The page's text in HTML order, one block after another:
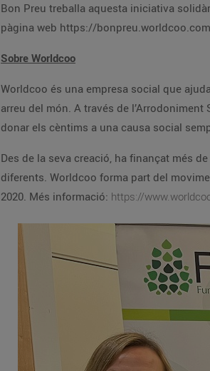
Bon Preu treballa aquesta iniciativa
pàgina web https://
Sobre Worldcoo
Worldcoo és una empresa social que
arreu del món. A través de
donar els cèntims a una causa social
Des de la seva creació, ha finançat més
diferents. Worldcoo forma part del
2020. Més informació: https://